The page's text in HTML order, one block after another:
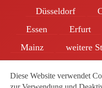
Düsseldorf
Essen
Erfurt
Mainz
weitere
Diese Website verwendet